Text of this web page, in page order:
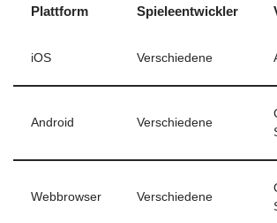
Plattform Spieleentwickler
iOS Verschiedene
Android Verschiedene
Webbrowser Verschiedene